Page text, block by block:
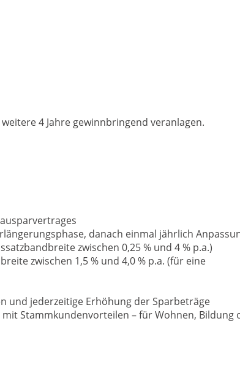
4 Jahre gewinnbringend veranlagen.
danach einmal jährlich
zwischen 0,25 % und 4 % p.a.)
zwischen 1,5 % und 4,0 % p.a. (für eine
und jederzeitige Erhöhung der Sparbeträge
Stammkundenvorteilen – für Wohnen, Bildung